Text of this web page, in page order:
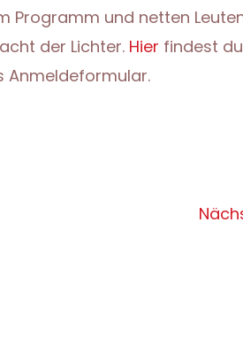
Programm und netten
der Lichter. Hier findest
Anmeldeformular.